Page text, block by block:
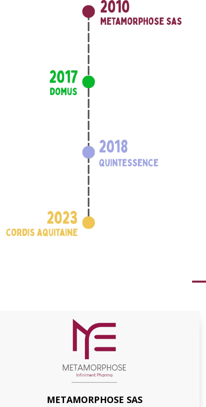
METAMORPHOSE SAS